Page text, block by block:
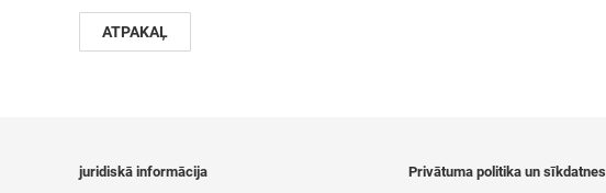
ATPAKAĻ
juridiskā informācija Privātuma politika un sīkdatnes